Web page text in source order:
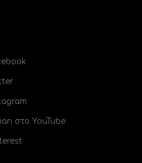
στο YouTube